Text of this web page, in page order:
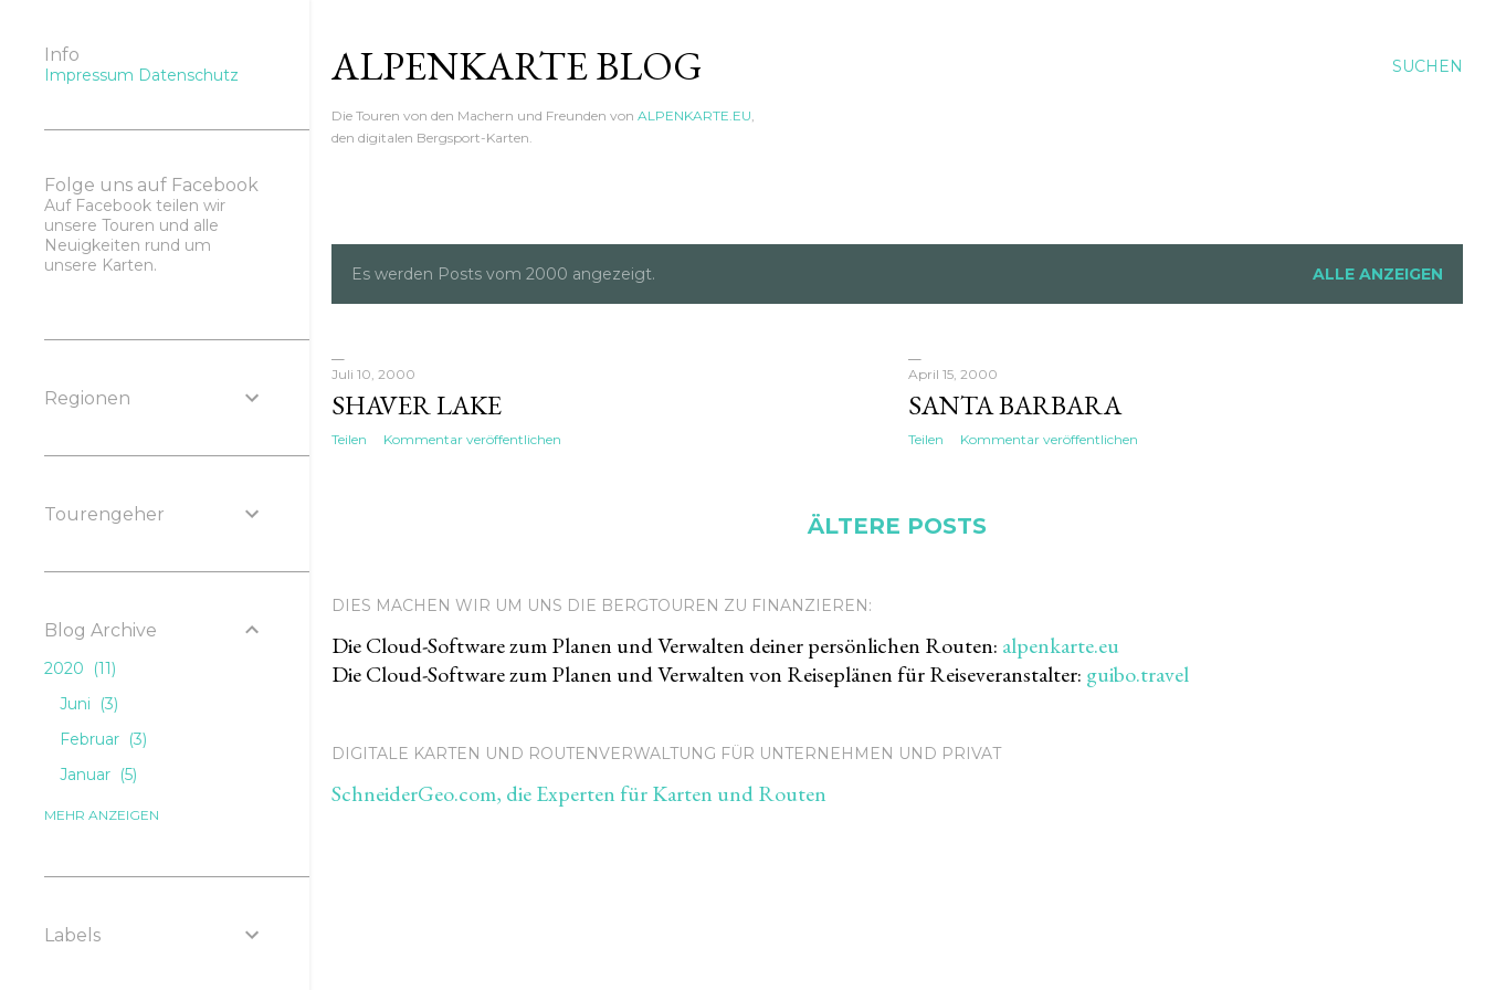
SUCHEN
ALPENKARTE BLOG
Die Touren von den Machern und Freunden von ALPENKARTE.EU,
den digitalen Bergsport-Karten.
P
s
t
Es werden Posts vom 2000 angezeigt. ALLE ANZEIGEN
Juli 10, 2000
SHAVER LAKE
Teilen Kommentar veröffentlichen
April 15, 2000
SANTA BARBARA
Teilen Kommentar veröffentlichen
ÄLTERE POSTS
DIES MACHEN WIR UM UNS DIE BERGTOUREN ZU FINANZIEREN:
Die Cloud-Software zum Planen und Verwalten deiner persönlichen Routen: alpenkarte.eu
Die Cloud-Software zum Planen und Verwalten von Reiseplänen für Reiseveranstalter: guibo.travel
DIGITALE KARTEN UND ROUTENVERWALTUNG FÜR UNTERNEHMEN UND PRIVAT
SchneiderGeo.com, die Experten für Karten und Routen
Info
Impressum Datenschutz
Folge uns auf Facebook
Auf Facebook teilen wir
unsere Touren und alle
Neuigkeiten rund um
unsere Karten.
Regionen
Tourengeher
Blog Archive
2020
11
Juni
3
Februar
3
Januar
5
2019 49
November 4
MEHR ANZEIGEN
Labels